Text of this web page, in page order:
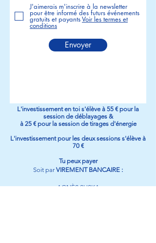
J'aimerais m'inscrire à la newsletter
pour être informé des futurs événements
gratuits et payantsVoir les termes et
conditions
Envoyer
L'investissement en toi s'élève à 55 € pour la
session de déblayages &
à 25 € pour la session de tiragesd'énergie
L'investissement pour les deux sessions s'élève à
70 €
Tu peux payer
Soit par VIREMENT BANCAIRE :
AGNÈS SUSKA